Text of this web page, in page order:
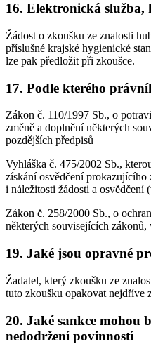
16. Elektronická služba,
Žádost o zkoušku ze znalosti
příslušné krajské hygienické
lze pak předložit při zkoušce.
17. Podle kterého
Zákon č. 110/1997 Sb., o
změně a doplnění některých
pozdějších předpisů
Vyhláška č. 475/2002 Sb.,
získání osvědčení prokazujícího
i náležitosti žádosti a osvědčení
Zákon č. 258/2000 Sb., o
některých souvisejících zákonů,
19. Jaké jsou opravné
Žadatel, který zkoušku ze
tuto zkoušku opakovat nejdříve
20. Jaké sankce mohou
nedodržení povinností